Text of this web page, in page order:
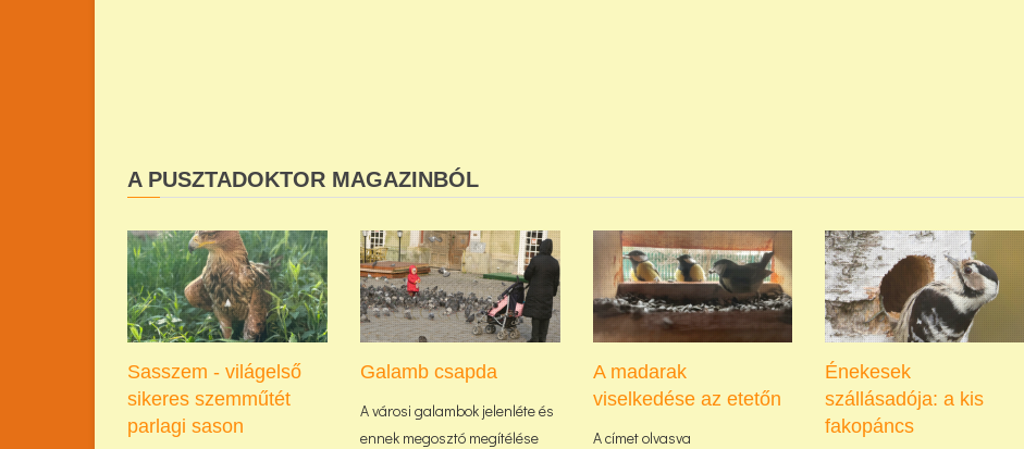
A PUSZTADOKTOR MAGAZINBÓL
Sasszem - világelső
sikeres szemműtét
parlagi sason
Galamb csapda
A városi galambok jelenléte és
ennek megosztó megítélése
A madarak
viselkedése az etetőn
A címet olvasva
Énekesek
szállásadója: a kis
fakopáncs